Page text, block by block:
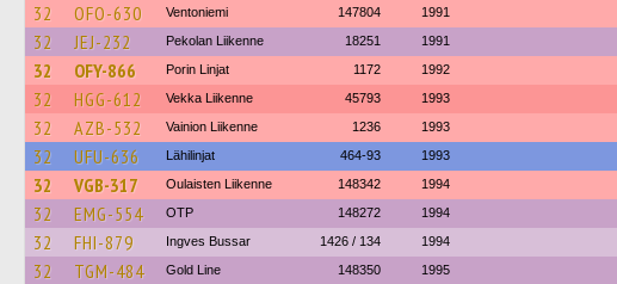
32 OFO-630 Ventoniemi 147804 1991
32 JEJ-232 Pekolan Liikenne 18251 1991
32 OFY-866 Porin Linjat 1172 1992
32 HGG-612 Vekka Liikenne 45793 1993
32 AZB-532 Vainion Liikenne 1236 1993
32 UFU-636 Lähilinjat 464-93 1993
32 VGB-317 Oulaisten Liikenne 148342 1994
32 EMG-554 OTP 148272 1994
32 FHI-879 Ingves Bussar 1426 / 134 1994
32 TGM-484 Gold Line 148350 1995